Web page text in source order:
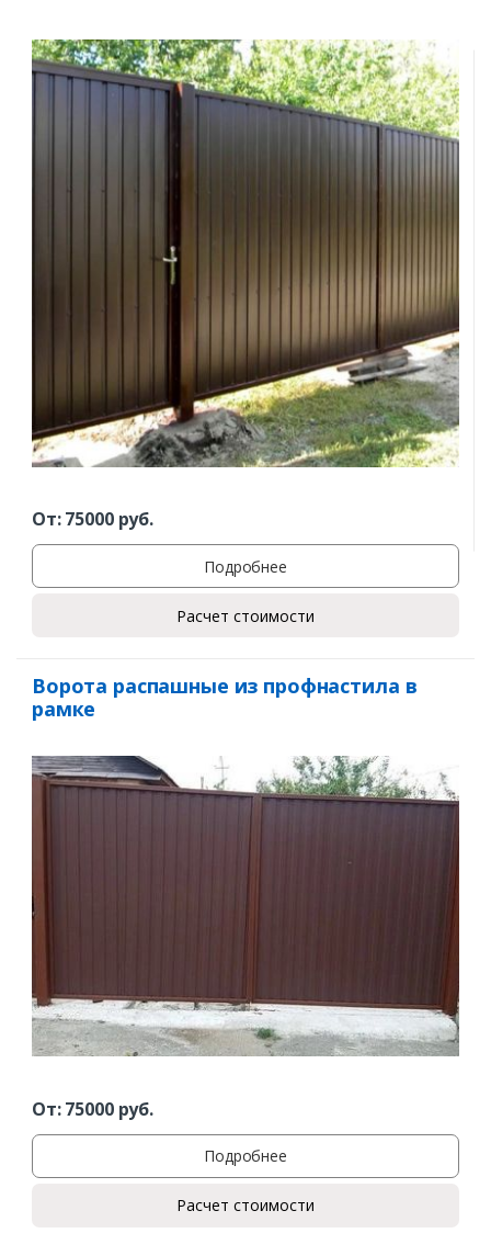
Комментарий к заказу
От:75000руб.
Подробнее
Расчет стоимости
Ворота распашные из профнастила в
рамке
От:75000руб.
Подробнее
Расчет стоимости